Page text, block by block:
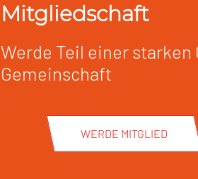
Mitgliedschaft
Werde Teil einer starken
Gemeinschaft
WERDE MITGLIED